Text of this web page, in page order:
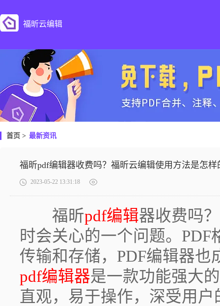
福昕云编辑
首页 > 最新资讯
福昕pdf编辑器收费吗？福昕云编辑使用方法是怎样
2023-05-22 13:31:18
福昕pdf编辑器收费吗
时会关心的一个问题。
传输和存储，PDF编辑器
pdf编辑器是一款功能强大
直观，易于操作，深受用户